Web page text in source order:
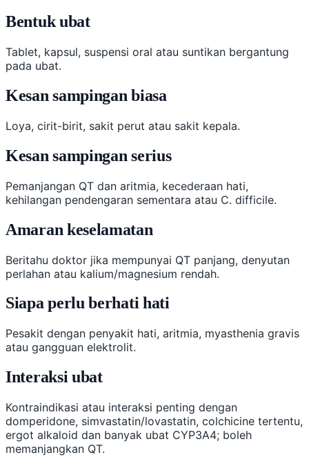
Bentuk ubat
Tablet, kapsul, suspensi oral atau suntikan bergantung
pada ubat.
Kesan sampingan biasa
Loya, cirit-birit, sakit perut atau sakit kepala.
Kesan sampingan serius
Pemanjangan QT dan aritmia, kecederaan hati,
kehilangan pendengaran sementara atau C. difficile.
Amaran keselamatan
Beritahu doktor jika mempunyai QT panjang, denyutan
perlahan atau kalium/magnesium rendah.
Siapa perlu berhati hati
Pesakit dengan penyakit hati, aritmia, myasthenia gravis
atau gangguan elektrolit.
Interaksi ubat
Kontraindikasi atau interaksi penting dengan
domperidone, simvastatin/lovastatin, colchicine tertentu,
ergot alkaloid dan banyak ubat CYP3A4; boleh
memanjangkan QT.